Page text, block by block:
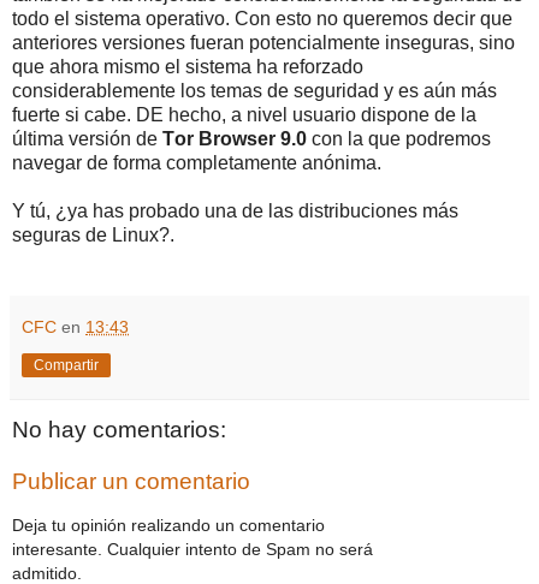
todo el sistema operativo. Con esto no queremos decir que
anteriores versiones fueran potencialmente inseguras, sino
que ahora mismo el sistema ha reforzado
considerablemente los temas de seguridad y es aún más
fuerte si cabe. DE hecho, a nivel usuario dispone de la
última versión de Tor Browser 9.0 con la que podremos
navegar de forma completamente anónima.
Y tú, ¿ya has probado una de las distribuciones más
seguras de Linux?.
CFC en 13:43
Compartir
No hay comentarios:
Publicar un comentario
Deja tu opinión realizando un comentario
interesante. Cualquier intento de Spam no será
admitido.